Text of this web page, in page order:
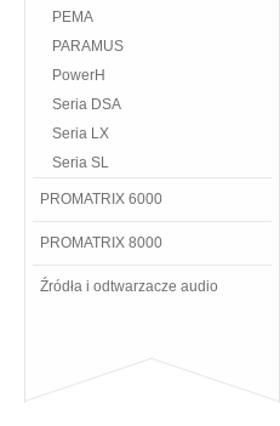
PEMA
PARAMUS
PowerH
Seria DSA
Seria LX
Seria SL
PROMATRIX 6000
PROMATRIX 8000
Źródła i odtwarzacze audio